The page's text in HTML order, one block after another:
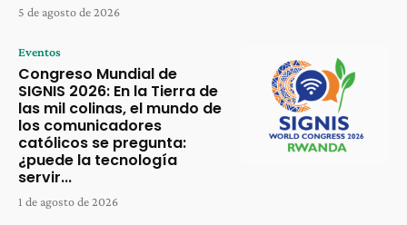
5 de agosto de 2026
Eventos
Congreso Mundial de
SIGNIS 2026: En la Tierra de
las mil colinas, el mundo de
los comunicadores
católicos se pregunta:
¿puede la tecnología
servir...
1 de agosto de 2026